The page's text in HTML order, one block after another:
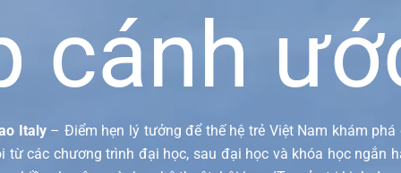
cánh
Italy– Điểm hẹn lý tưởng để thế hệ trẻ Việt Nam khám phá
từ các chương trình đại học, sau đại học và khóa học ngắn